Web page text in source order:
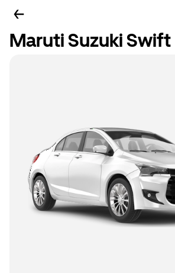
Maruti Suzuki Swift